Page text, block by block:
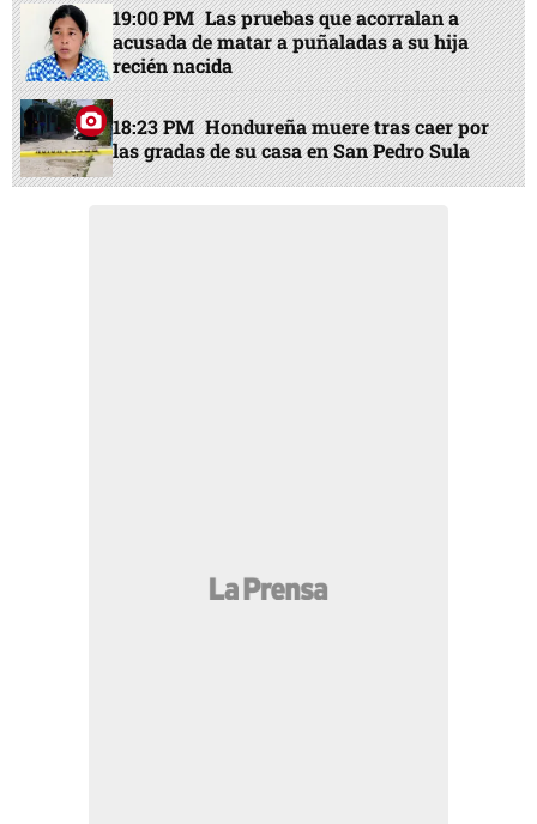
19:00 PM Las pruebas que acorralan a
acusada de matar a puñaladas a su hija
recién nacida
18:23 PM Hondureña muere tras caer por
las gradas de su casa en San Pedro Sula